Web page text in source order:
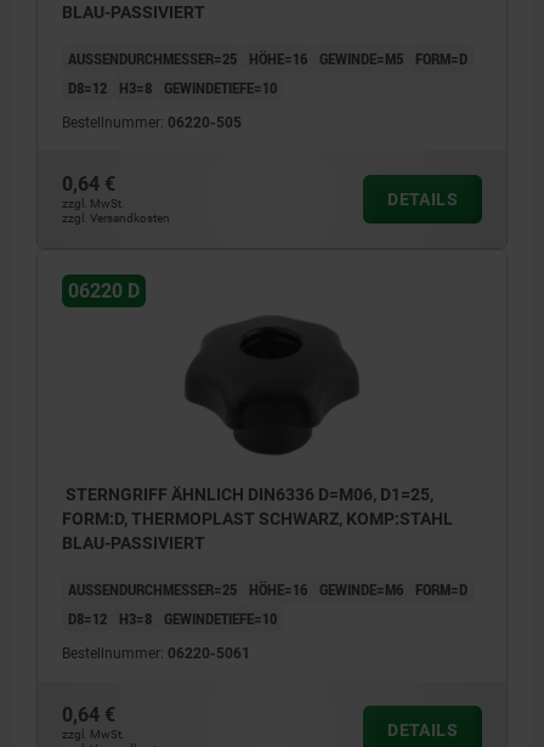
BLAU-PASSIVIERT
AUSSENDURCHMESSER=25 HÖHE=16 GEWINDE=M5
FORM=D
D8=12
H3=8 GEWINDETIEFE=10
Bestellnummer: 06220-505
0,64 €
zzgl. MwSt.
zzgl. Versandkosten
DETAILS
06220 D
STERNGRIFF ÄHNLICH DIN6336 D=M06, D1=25,
FORM:D, THERMOPLAST SCHWARZ, KOMP:STAHL
BLAU-PASSIVIERT
AUSSENDURCHMESSER=25 HÖHE=16 GEWINDE=M6
FORM=D
D8=12
H3=8 GEWINDETIEFE=10
Bestellnummer: 06220-5061
0,64 €
zzgl. MwSt.
DETAILS